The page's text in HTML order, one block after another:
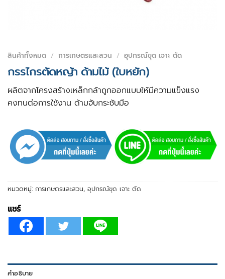
สินค้าทั้งหมด / การเกษตรและสวน / อุปกรณ์ขุด เจาะ ตัด
กรรไกรตัดหญ้า ด้ามไม้ (ใบหยัก)
ผลิตจากโครงสร้างเหล็กกล้าถูกออกแบบให้มีความแข็งแรง
คงทนต่อการใช้งาน ด้ามจับกระชับมือ
หมวดหมู่: การเกษตรและสวน, อุปกรณ์ขุด เจาะ ตัด
แชร์
คำอธิบาย